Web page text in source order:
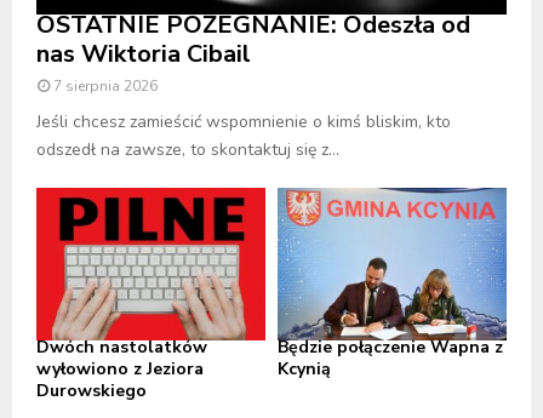
OSTATNIE POŻEGNANIE: Odeszła od
nas Wiktoria Cibail
7 sierpnia 2026
Jeśli chcesz zamieścić wspomnienie o kimś bliskim, kto
odszedł na zawsze, to skontaktuj się z...
Dwóch nastolatków
wyłowiono z Jeziora
Durowskiego
Będzie połączenie Wapna z
Kcynią